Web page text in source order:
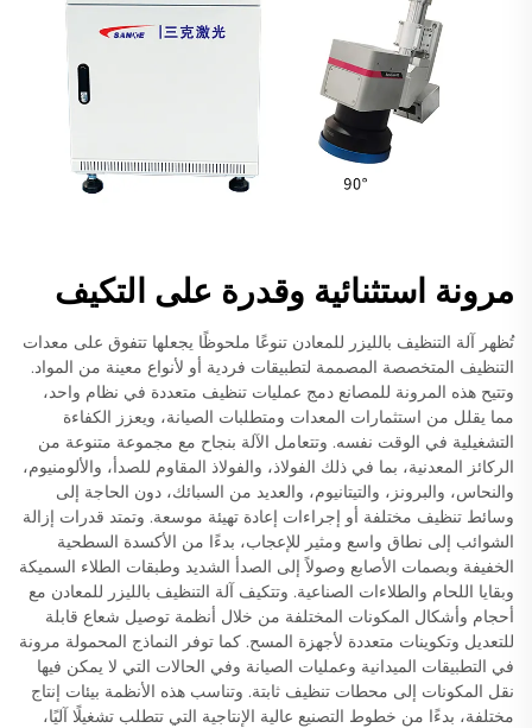
مرونة استثنائية وقدرة على التكيف
تُظهر آلة التنظيف بالليزر للمعادن تنوعًا ملحوظًا يجعلها تتفوق على معدات
التنظيف المتخصصة المصممة لتطبيقات فردية أو لأنواع معينة من المواد.
وتتيح هذه المرونة للمصانع دمج عمليات تنظيف متعددة في نظام واحد،
مما يقلل من استثمارات المعدات ومتطلبات الصيانة، ويعزز الكفاءة
التشغيلية في الوقت نفسه. وتتعامل الآلة بنجاح مع مجموعة متنوعة من
الركائز المعدنية، بما في ذلك الفولاذ، والفولاذ المقاوم للصدأ، والألومنيوم،
والنحاس، والبرونز، والتيتانيوم، والعديد من السبائك، دون الحاجة إلى
وسائط تنظيف مختلفة أو إجراءات إعادة تهيئة موسعة. وتمتد قدرات إزالة
الشوائب إلى نطاق واسع ومثير للإعجاب، بدءًا من الأكسدة السطحية
الخفيفة وبصمات الأصابع وصولاً إلى الصدأ الشديد وطبقات الطلاء السميكة
وبقايا اللحام والطلاءات الصناعية. وتتكيف آلة التنظيف بالليزر للمعادن مع
أحجام وأشكال المكونات المختلفة من خلال أنظمة توصيل شعاع قابلة
للتعديل وتكوينات متعددة لأجهزة المسح. كما توفر النماذج المحمولة مرونة
في التطبيقات الميدانية وعمليات الصيانة وفي الحالات التي لا يمكن فيها
نقل المكونات إلى محطات تنظيف ثابتة. وتناسب هذه الأنظمة بيئات إنتاج
مختلفة، بدءًا من خطوط التصنيع عالية الإنتاجية التي تتطلب تشغيلًا آليًا،